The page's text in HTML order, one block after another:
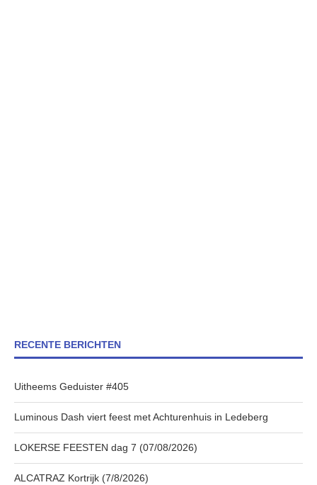
RECENTE BERICHTEN
Uitheems Geduister #405
Luminous Dash viert feest met Achturenhuis in Ledeberg
LOKERSE FEESTEN dag 7 (07/08/2026)
ALCATRAZ Kortrijk (7/8/2026)